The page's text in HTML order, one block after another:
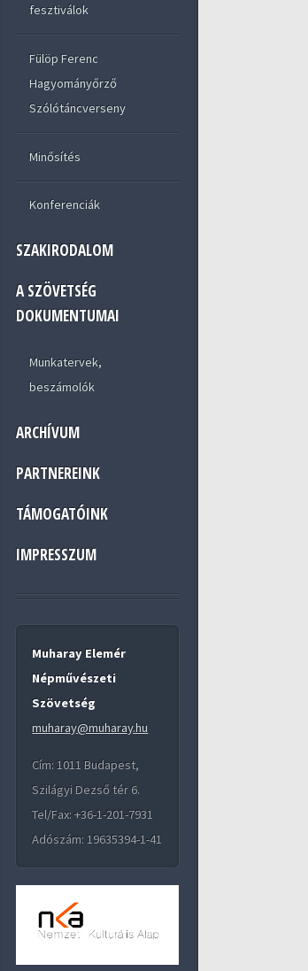
fesztiválok
Fülöp Ferenc
Hagyományőrző
Szólótáncverseny
Minősítés
Konferenciák
SZAKIRODALOM
A SZÖVETSÉG
DOKUMENTUMAI
Munkatervek,
beszámolók
ARCHÍVUM
PARTNEREINK
TÁMOGATÓINK
IMPRESSZUM
Muharay Elemér
Népművészeti
Szövetség
muharay@muharay.hu
Cím: 1011 Budapest,
Szilágyi Dezső tér 6.
Tel/Fax: +36-1-201-7931
Adószám: 19635394-1-41